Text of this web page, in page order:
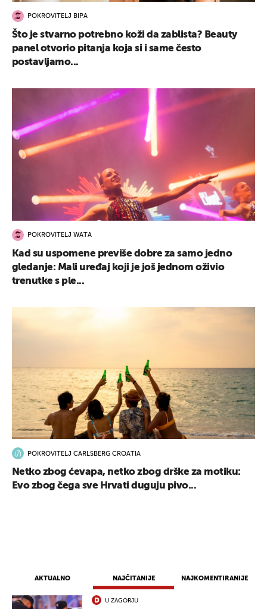
AKTUALNO NAJČITANIJE NAJKOMENTIRANIJE
U ZAGORJU
POKROVITELJ BIPA
Što je stvarno potrebno koži da zablista? Beauty
panel otvorio pitanja koja si i same često
postavljamo...
POKROVITELJ WATA
Kad su uspomene previše dobre za samo jedno
gledanje: Mali uređaj koji je još jednom oživio
trenutke s ple...
POKROVITELJ CARLSBERG CROATIA
Netko zbog ćevapa, netko zbog drške za motiku:
Evo zbog čega sve Hrvati duguju pivo...